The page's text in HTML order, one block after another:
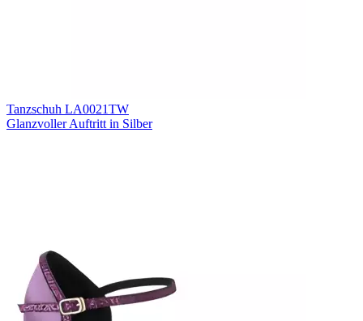
Tanzschuh LA0021TW
Glanzvoller Auftritt in Silber